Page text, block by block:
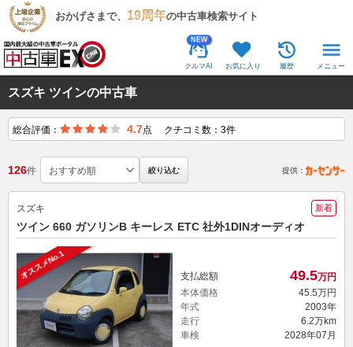
おかげさまで、 19周年の中古車検索サイト
NEW
クルマAI お気に入り 履歴 メニュー
スズキ ツインの中古車
総合評価： 4.7点 クチコミ数：3件
126件 絞り込む 提供：
スズキ 新着
ツイン 660 ガソリンB キーレス ETC 社外1DINオーディオ
オススメNo.1 支払総額 49.5万円
本体価格
45.5万円
年式
2003年
走行
6.2万km
車検
2028年07月